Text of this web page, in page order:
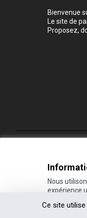
Ce site
Nous
expérience
Bienvenue
Le site de
Proposez,
(Lien
Site réalisé